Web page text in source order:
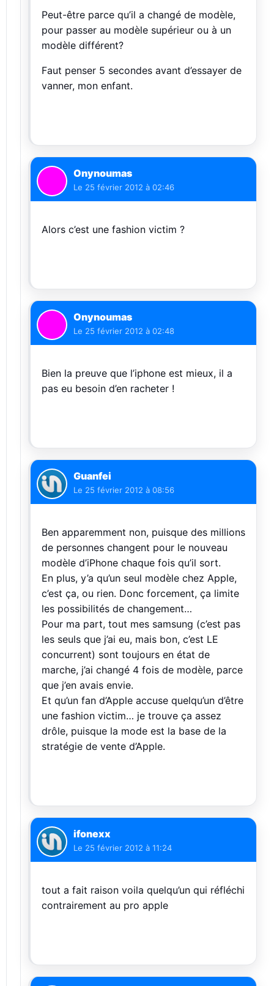
Peut-être parce qu’il a changé de modèle,
pour passer au modèle supérieur ou à un
modèle différent?
Faut penser 5 secondes avant d’essayer de
vanner, mon enfant.
Onynoumas
Le 25 février 2012 à 02:46
Alors c’est une fashion victim ?
Onynoumas
Le 25 février 2012 à 02:48
Bien la preuve que l’iphone est mieux, il a
pas eu besoin d’en racheter !
Guanfei
Le 25 février 2012 à 08:56
Ben apparemment non, puisque des millions
de personnes changent pour le nouveau
modèle d’iPhone chaque fois qu’il sort.
En plus, y’a qu’un seul modèle chez Apple,
c’est ça, ou rien. Donc forcement, ça limite
les possibilités de changement…
Pour ma part, tout mes samsung (c’est pas
les seuls que j’ai eu, mais bon, c’est LE
concurrent) sont toujours en état de
marche, j’ai changé 4 fois de modèle, parce
que j’en avais envie.
Et qu’un fan d’Apple accuse quelqu’un d’être
une fashion victim… je trouve ça assez
drôle, puisque la mode est la base de la
stratégie de vente d’Apple.
ifonexx
Le 25 février 2012 à 11:24
tout a fait raison voila quelqu’un qui réfléchi
contrairement au pro apple